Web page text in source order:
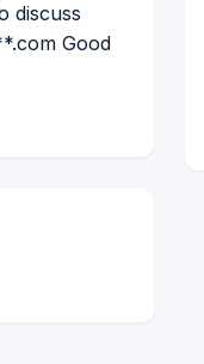
discuss
Good